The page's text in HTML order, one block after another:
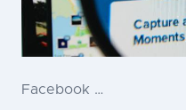
Facebook …